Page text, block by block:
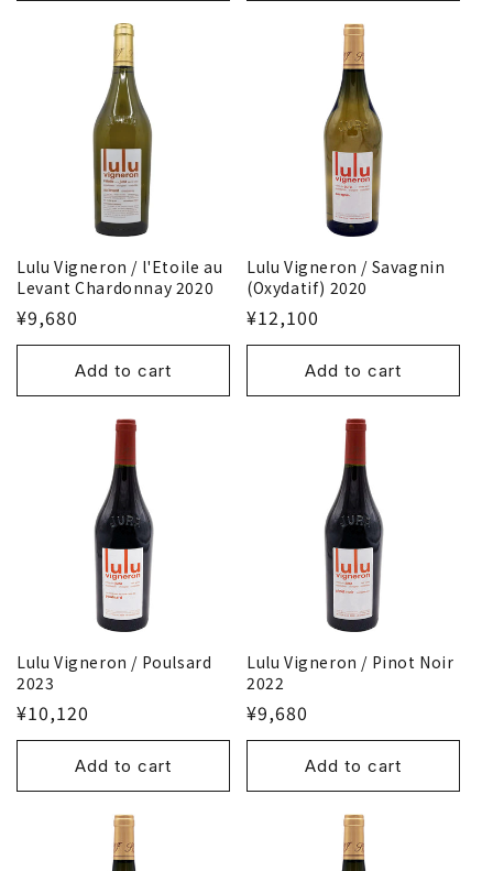
Lulu Vigneron / l'Etoile au
Levant Chardonnay 2020
¥9,680
Add to cart
Lulu Vigneron / Savagnin
(Oxydatif) 2020
¥12,100
Add to cart
Lulu Vigneron / Poulsard
2023
¥10,120
Add to cart
Lulu Vigneron / Pinot Noir
2022
¥9,680
Add to cart